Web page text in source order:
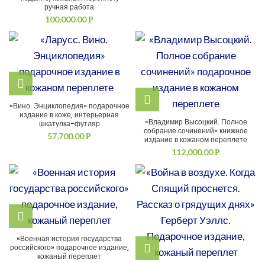
ручная работа
100,000.00Р
«Вино. Энциклопедия» подарочное
издание в коже, интерьерная
шкатулка-футляр
57,700.00Р
«Владимир Высоцкий. Полное
собрание сочинений» книжное
издание в кожаном переплете
112,000.00Р
«Военная история государства
российского» подарочное издание,
кожаный переплет